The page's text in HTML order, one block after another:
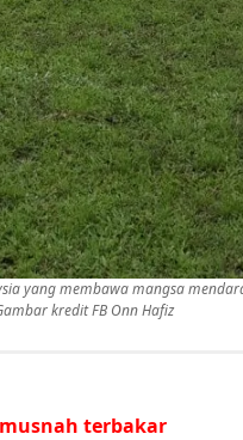
yang membawa mangsa
kredit FB Onn Hafiz
terbakar